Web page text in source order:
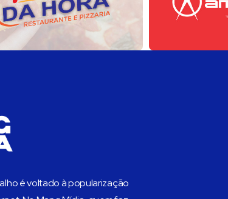
é voltado à popularização